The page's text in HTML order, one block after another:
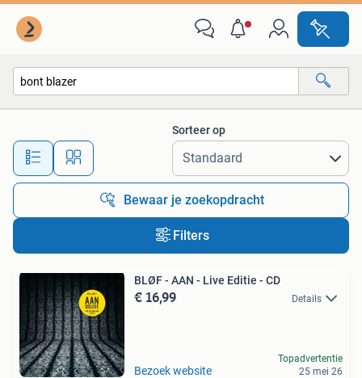
Alle afstanden…
Sorteer op
Bewaar je zoekopdracht
Filters
BLØF - AAN - Live Editie - CD
€ 16,99 Details
Bezoek website
Topadvertentie
25 mei 26